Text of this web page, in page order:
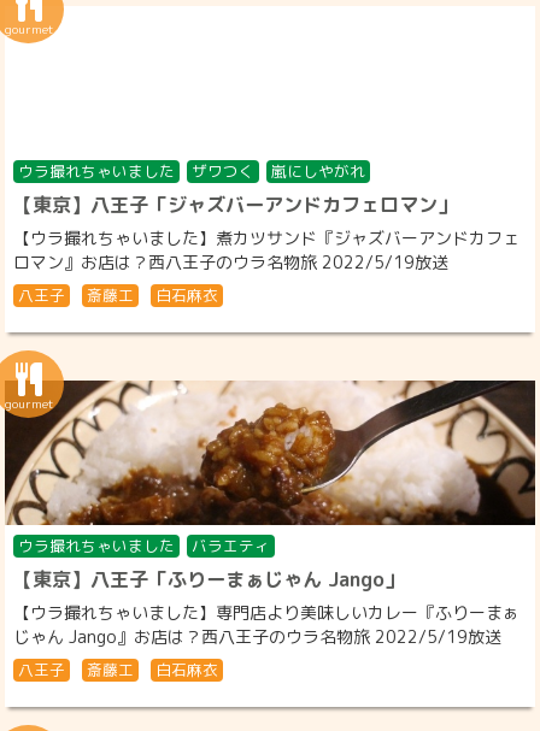
ウラ撮れちゃいました ザワつく 嵐にしやがれ
【東京】八王子「ジャズバーアンドカフェロマン」
【ウラ撮れちゃいました】煮カツサンド『ジャズバーアンドカフェ
ロマン』お店は？西八王子のウラ名物旅 2022/5/19放送
八王子 斎藤工 白石麻衣
ウラ撮れちゃいました バラエティ
【東京】八王子「ふりーまぁじゃん Jango」
【ウラ撮れちゃいました】専門店より美味しいカレー『ふりーまぁ
じゃん Jango』お店は？西八王子のウラ名物旅 2022/5/19放送
八王子 斎藤工 白石麻衣